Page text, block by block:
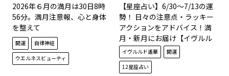
2026年６月の満月は30日8時
56分。満月注意報、心と身体
を整えて
開運
自律神経
ウエルネスビューティ
【星座占い】6/30～7/13の運
勢！ 日々の注意点・ラッキー
アクションをアドバイス！満
月・新月にお届け【イヴルル
ド遙華】
イヴルルド遙華
開運
12星座占い